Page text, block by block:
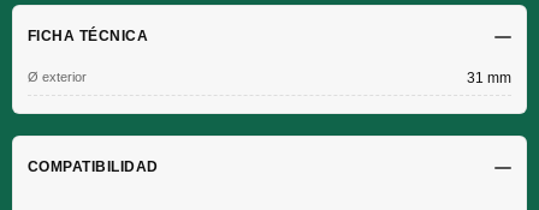
FICHA TÉCNICA
Ø exterior 31 mm
COMPATIBILIDAD